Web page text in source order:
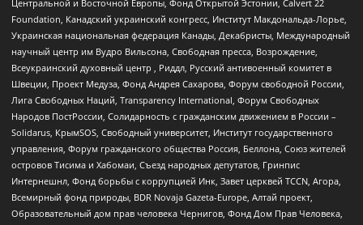
Центральной и Восточной Европы, Фонд Открытой Эстонии, Calvert 22
Foundation, Канадский украинский конгресс, Институт Макдональда-Лорье,
Украинская национальная федерация Канады, Декабристы, Международный
научный центр им Вудро Вильсона, Свободная пресса, Возрождение,
Всеукраинский духовный центр , Риддл, Русский антивоенный комитет в
Швеции, Проект Медуза, Фонд Андрея Сахарова, Форум свободной России,
Лига Свободных Наций, Transparеncy International, Форум Свободных
Народов ПостРоссии, Солидарность с гражданским движением в России –
Solidarus, КрымSOS, Свободный университет, Институт государственного
управления, Форум гражданского общества Россия, Беллона, Союз жителей
островов Тисима и Хабомаи, Съезд народных депутатов, Гринпис
Интернешнл, Фонд борьбы с коррупцией Инк, Завет церквей TCCN, Агора,
Всемирный фонд природы, BDR Novaja Gazeta-Europe, Алтай проект,
Образовательный дом прав человека Чернигов, Фонд Дом Прав Человека,